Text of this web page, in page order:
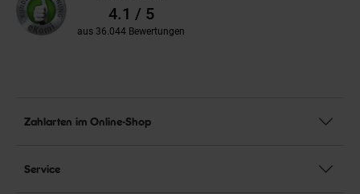
Bewertungen4.1 / 5
aus 36.044 Bewertungen
Zahlarten im Online-Shop
Service